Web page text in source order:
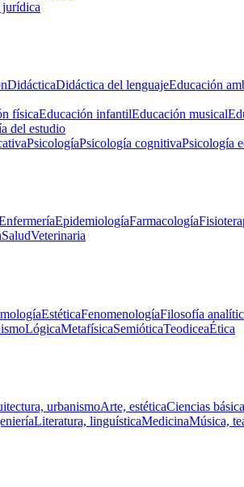
jurídica
DidácticaDidáctica del lenguajeEducación
físicaEducación infantilEducación musical
del estudio
PsicologíaPsicología cognitivaPsicología
EpidemiologíaFarmacología
SaludVeterinaria
EstéticaFenomenologíaFilosofía
LógicaMetafísicaSemióticaTeodiceaÉtica
urbanismoArte, estéticaCiencias
Literatura, linguísticaMedicinaMúsica,